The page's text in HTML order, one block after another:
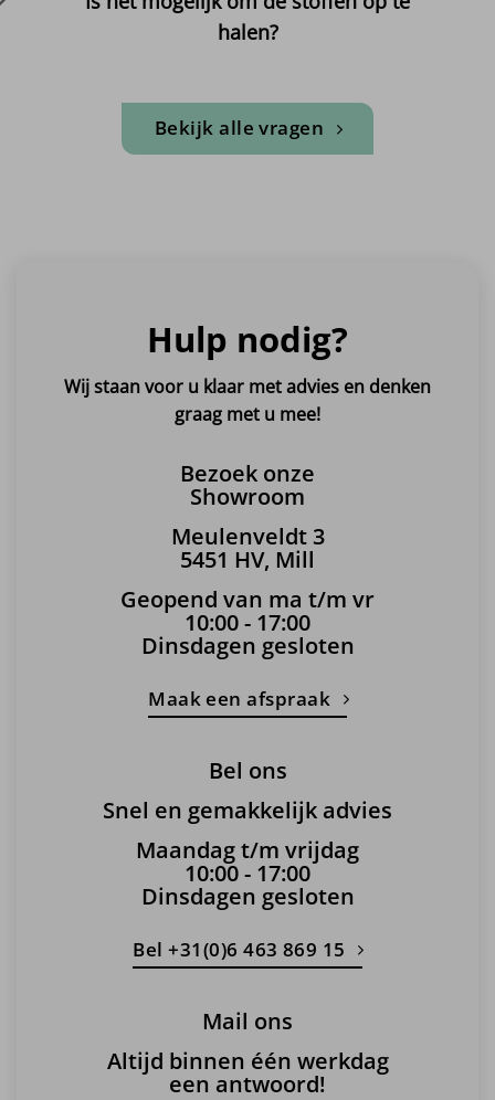
halen?
Bekijk alle vragen
Hulp nodig?
Wij staan voor u klaar met advies en denken
graag met u mee!
Bezoek onze
Showroom
Meulenveldt 3
5451 HV, Mill
Geopend van ma t/m vr
10:00 - 17:00
Dinsdagen gesloten
Maak een afspraak
Bel ons
Snel en gemakkelijk advies
Maandag t/m vrijdag
10:00 - 17:00
Dinsdagen gesloten
Bel +31(0)6 463 869 15
Mail ons
Altijd binnen één werkdag
een antwoord!